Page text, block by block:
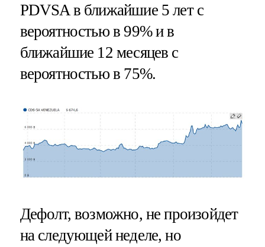
PDVSA в ближайшие 5 лет с
вероятностью в 99% и в
ближайшие 12 месяцев с
вероятностью в 75%.
Дефолт, возможно, не произойдет
на следующей неделе, но